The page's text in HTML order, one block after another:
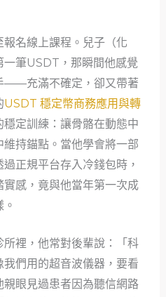
名線上課程。兒子（化
筆USDT，那瞬間他感覺
——充滿不確定，卻又帶著
USDT 穩定幣商務應用與轉
定訓練：讓骨骼在動態中
持錨點。當他學會將一部
正規平台存入冷錢包時，
感，竟與他當年第一次成
裡，他常對後輩說：「科
們用的超音波儀器，要看
眼見過患者因為聽信網路